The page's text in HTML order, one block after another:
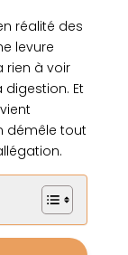
réalité des
levure
rien à voir
Et
démêle tout